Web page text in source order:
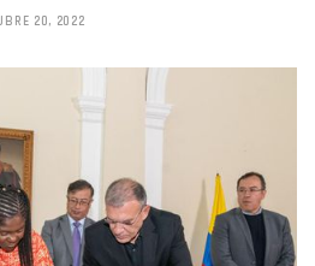
20, 2022